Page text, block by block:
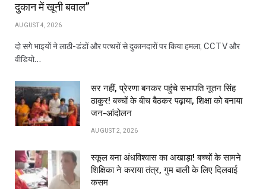
दुकान में खूनी बवाल”
AUGUST 4, 2026
दो सगे भाइयों ने लाठी-डंडों और पत्थरों से दुकानदारों पर किया हमला, CCTV और
वीडियो…
सर नहीं, प्रेरणा बनकर पहुंचे सभापति नूतन सिंह
ठाकुर! बच्चों के बीच बैठकर पढ़ाया, शिक्षा को बनाया
जन-आंदोलन
AUGUST 2, 2026
स्कूल बना अंधविश्वास का अखाड़ा! बच्चों के सामने
शिक्षिका ने कराया तंत्र, गुम बाली के लिए दिलवाई
कसम